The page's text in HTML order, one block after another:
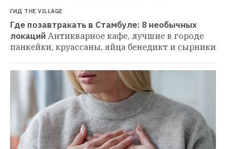
ГИД THE VILLAGE
Где позавтракать в Стамбуле: 8 необычных
локаций Антикварное кафе, лучшие в городе
панкейки, круассаны, яйца бенедикт и сырники